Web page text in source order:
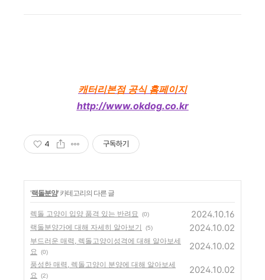
캐터리본점 공식 홈페이지
http://www.okdog.co.kr
4 구독하기
'랙돌분양' 카테고리의 다른 글
렉돌 고양이 입양 품격 있는 반려묘 (0) 2024.10.16
랙돌분양가에 대해 자세히 알아보기 (5) 2024.10.02
부드러운 매력, 렉돌고양이성격에 대해 알아보세
요
(0)
2024.10.02
풍성한 매력, 렉돌고양이 분양에 대해 알아보세
요
(2)
2024.10.02